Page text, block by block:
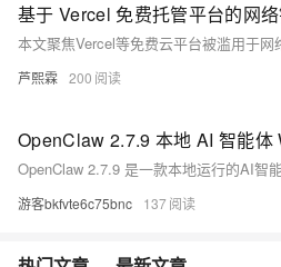
基于 Vercel 免费托管平台的网
芦熙霖 200
OpenClaw 2.7.9 本地 AI 智能
游客bkfvte6c75bnc 137